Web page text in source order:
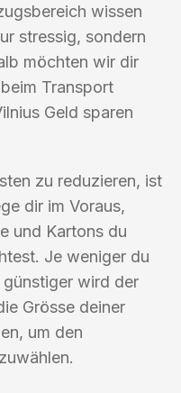
wissen
stressig, sondern
möchten wir dir
Transport
Geld sparen
zu reduzieren, ist
dir im Voraus,
und Kartons du
Je weniger du
wird der
Grösse deiner
um den